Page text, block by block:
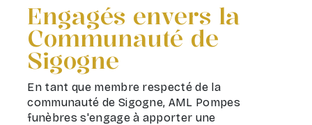
Engagés envers la
Communauté de
Sigogne
En tant que membre respecté de la
communauté de Sigogne, AML Pompes
funèbres s'engage à apporter une